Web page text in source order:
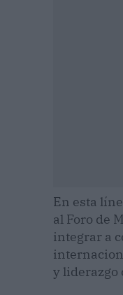
En esta
al Foro de
integrar a
y liderazgo